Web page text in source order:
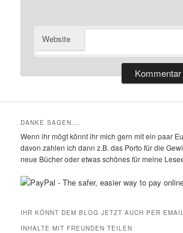
Website
DANKE SAGEN….
Wenn ihr mögt könnt ihr mich gern mit ein paar
davon zahlen ich dann z.B. das Porto für die
neue Bücher oder etwas schönes für meine
IHR KÖNNT DEM BLOG JETZT AUCH PER
INHALTE MIT FREUNDEN TEILEN